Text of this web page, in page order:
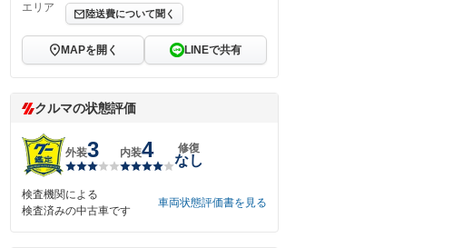
エリア
陸送費について聞く
MAPを開く LINEで共有
クルマの状態評価
外装3 内装4 修復
なし
検査機関による
検査済みの中古車です
車両状態評価書を見る